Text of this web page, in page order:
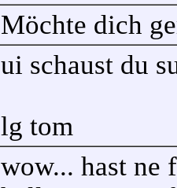
Möchte dich
ui schaust du
lg tom
wow... hast ne